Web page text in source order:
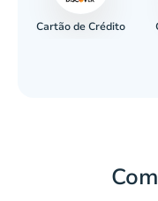
Cartão de Crédito